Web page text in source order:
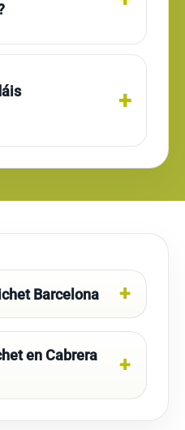
Barcelona
en Cabrera